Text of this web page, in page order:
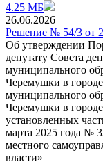
4.25 МБ
26.06.2026
Решение № 54/3 от
Об утверждении
депутату Совета
муниципального
Черемушки в
муниципального
Черемушки в
установленных
марта 2025 года №
местного
власти»